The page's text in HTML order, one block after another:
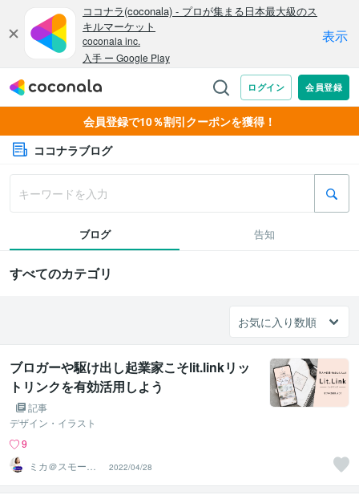
会員登録で10％割引クーポンを獲得！
ココナラブログ
ブログ 告知
すべてのカテゴリ
ブロガーや駆け出し起業家こそlit.linkリッ
トリンクを有効活用しよう
記事
デザイン・イラスト
9
ミカ＠スモール
ビジネスデザイ
ナー
2022/04/28